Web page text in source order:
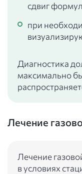
сдвиг
при
Диагностика
максимально
Лечение
Лечение
в условиях